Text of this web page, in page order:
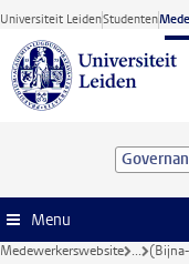
Ga direct naar de
Universiteit LeidenStudenten
Menu
Medewerkerswebsite ...